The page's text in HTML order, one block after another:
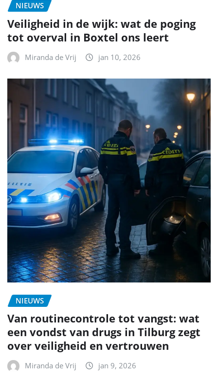
NIEUWS
Veiligheid in de wijk: wat de poging
tot overval in Boxtel ons leert
Miranda de Vrij jan 10, 2026
NIEUWS
Van routinecontrole tot vangst: wat
een vondst van drugs in Tilburg zegt
over veiligheid en vertrouwen
Miranda de Vrij jan 9, 2026